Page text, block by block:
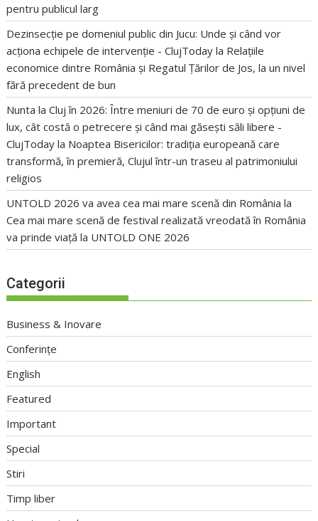
pentru publicul larg
Dezinsecție pe domeniul public din Jucu: Unde și când vor
acționa echipele de intervenție - ClujToday la Relațiile
economice dintre România și Regatul Țărilor de Jos, la un nivel
fără precedent de bun
Nunta la Cluj în 2026: Între meniuri de 70 de euro și opțiuni de
lux, cât costă o petrecere și când mai găsești săli libere -
ClujToday la Noaptea Bisericilor: tradiția europeană care
transformă, în premieră, Clujul într-un traseu al patrimoniului
religios
UNTOLD 2026 va avea cea mai mare scenă din România la
Cea mai mare scenă de festival realizată vreodată în România
va prinde viață la UNTOLD ONE 2026
Categorii
Business & Inovare
Conferințe
English
Featured
Important
Special
Stiri
Timp liber